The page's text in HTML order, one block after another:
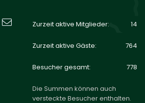
E-MailZurzeit aktive Mitglieder 14
Zurzeit aktive Gäste 764
Besucher gesamt 778
Die Summen können auch
versteckte Besucher enthalten.